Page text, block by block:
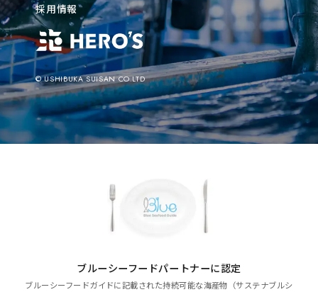
採用情報
© USHIBUKA SUISAN CO.LTD
ブルーシーフードパートナーに認定
ブルーシーフードガイドに記載された持続可能な海産物（サステナブルシ